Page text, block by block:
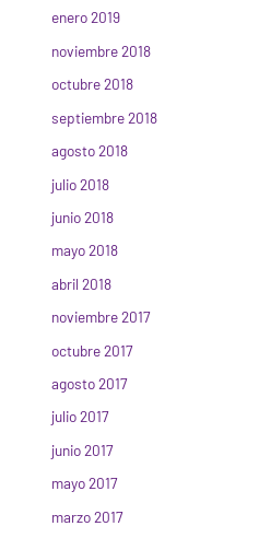
enero 2019
noviembre 2018
octubre 2018
septiembre 2018
agosto 2018
julio 2018
junio 2018
mayo 2018
abril 2018
noviembre 2017
octubre 2017
agosto 2017
julio 2017
junio 2017
mayo 2017
marzo 2017